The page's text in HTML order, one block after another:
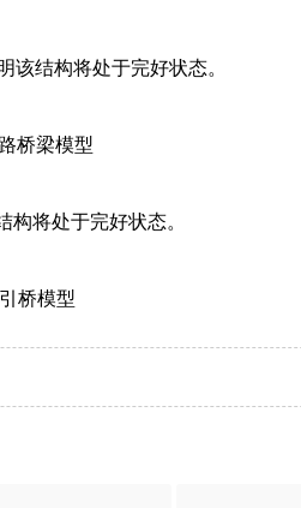
结构将处于完好状态。
桥梁模型
将处于完好状态。
桥模型